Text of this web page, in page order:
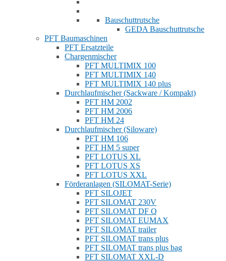
Bauschuttrutsche
GEDA Bauschuttrutsche
PFT Baumaschinen
PFT Ersatzteile
Chargenmischer
PFT MULTIMIX 100
PFT MULTIMIX 140
PFT MULTIMIX 140 plus
Durchlaufmischer (Sackware / Kompakt)
PFT HM 2002
PFT HM 2006
PFT HM 24
Durchlaufmischer (Siloware)
PFT HM 106
PFT HM 5 super
PFT LOTUS XL
PFT LOTUS XS
PFT LOTUS XXL
Förderanlagen (SILOMAT-Serie)
PFT SILOJET
PFT SILOMAT 230V
PFT SILOMAT DF Q
PFT SILOMAT EUMAX
PFT SILOMAT trailer
PFT SILOMAT trans plus
PFT SILOMAT trans plus bag
PFT SILOMAT XXL-D